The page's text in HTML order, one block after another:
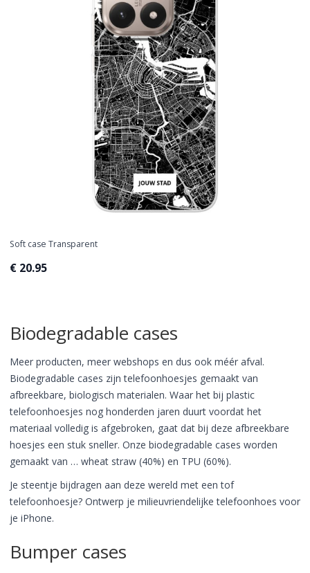
Soft case Transparent
€ 20.95
Biodegradable cases
Meer producten, meer webshops en dus ook méér afval.
Biodegradable cases zijn telefoonhoesjes gemaakt van
afbreekbare, biologisch materialen. Waar het bij plastic
telefoonhoesjes nog honderden jaren duurt voordat het
materiaal volledig is afgebroken, gaat dat bij deze afbreekbare
hoesjes een stuk sneller. Onze biodegradable cases worden
gemaakt van … wheat straw (40%) en TPU (60%).
Je steentje bijdragen aan deze wereld met een tof
telefoonhoesje? Ontwerp je milieuvriendelijke telefoonhoes voor
je iPhone.
Bumper cases